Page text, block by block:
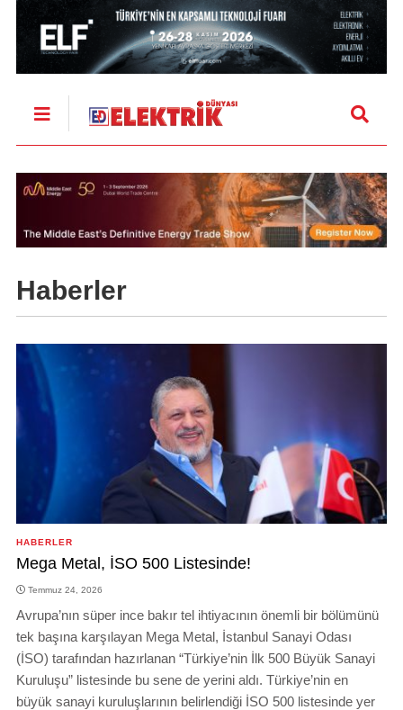
Haberler
HABERLER
Mega Metal, İSO 500 Listesinde!
Temmuz 24, 2026
Avrupa’nın süper ince bakır tel ihtiyacının önemli bir bölümünü
tek başına karşılayan Mega Metal, İstanbul Sanayi Odası
(İSO) tarafından hazırlanan “Türkiye’nin İlk 500 Büyük Sanayi
Kuruluşu” listesinde bu sene de yerini aldı. Türkiye’nin en
büyük sanayi kuruluşlarının belirlendiği İSO 500 listesinde yer